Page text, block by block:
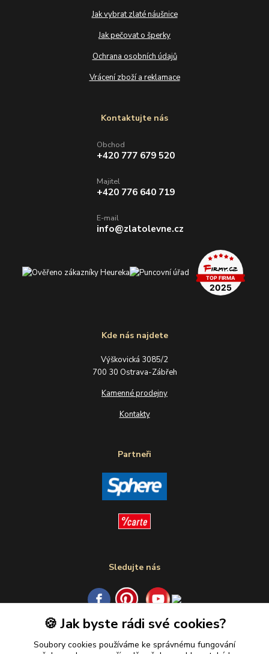
Jak vybrat zlaté náušnice
Jak pečovat o šperky
Ochrana osobních údajů
Vrácení zboží a reklamace
Kde nás najdete
Výškovická 3085/2
700 30 Ostrava-Zábřeh
Kamenné prodejny
Kontakty
Partneři
Sledujte nás
Kontaktujte nás
Obchod
+420 777 679 520
Majitel
+420 776 640 719
E-mail
info@zlatolevne.cz
🍪 Jak byste rádi své cookies?
Soubory cookies používáme ke správnému fungování